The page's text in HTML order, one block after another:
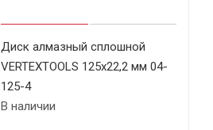
Диск алмазный сплошной
VERTEXTOOLS 125х22,2 мм 04-
125-4
В наличии